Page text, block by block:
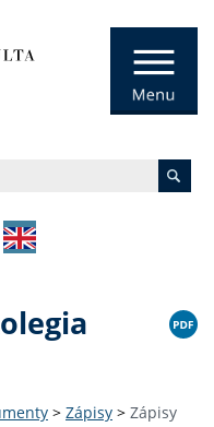
> Zápisy > Zápisy